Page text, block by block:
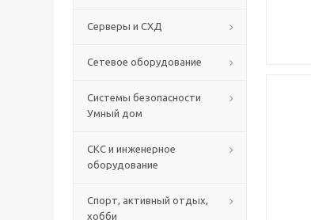
Серверы и СХД
Сетевое оборудование
Системы безопасности
Умный дом
СКС и инженерное
оборудование
Спорт, активный отдых,
хобби